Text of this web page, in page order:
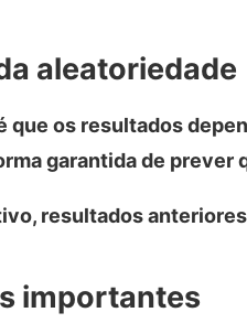
aleatoriedade
que os resultados
garantida de prever
resultados
importantes